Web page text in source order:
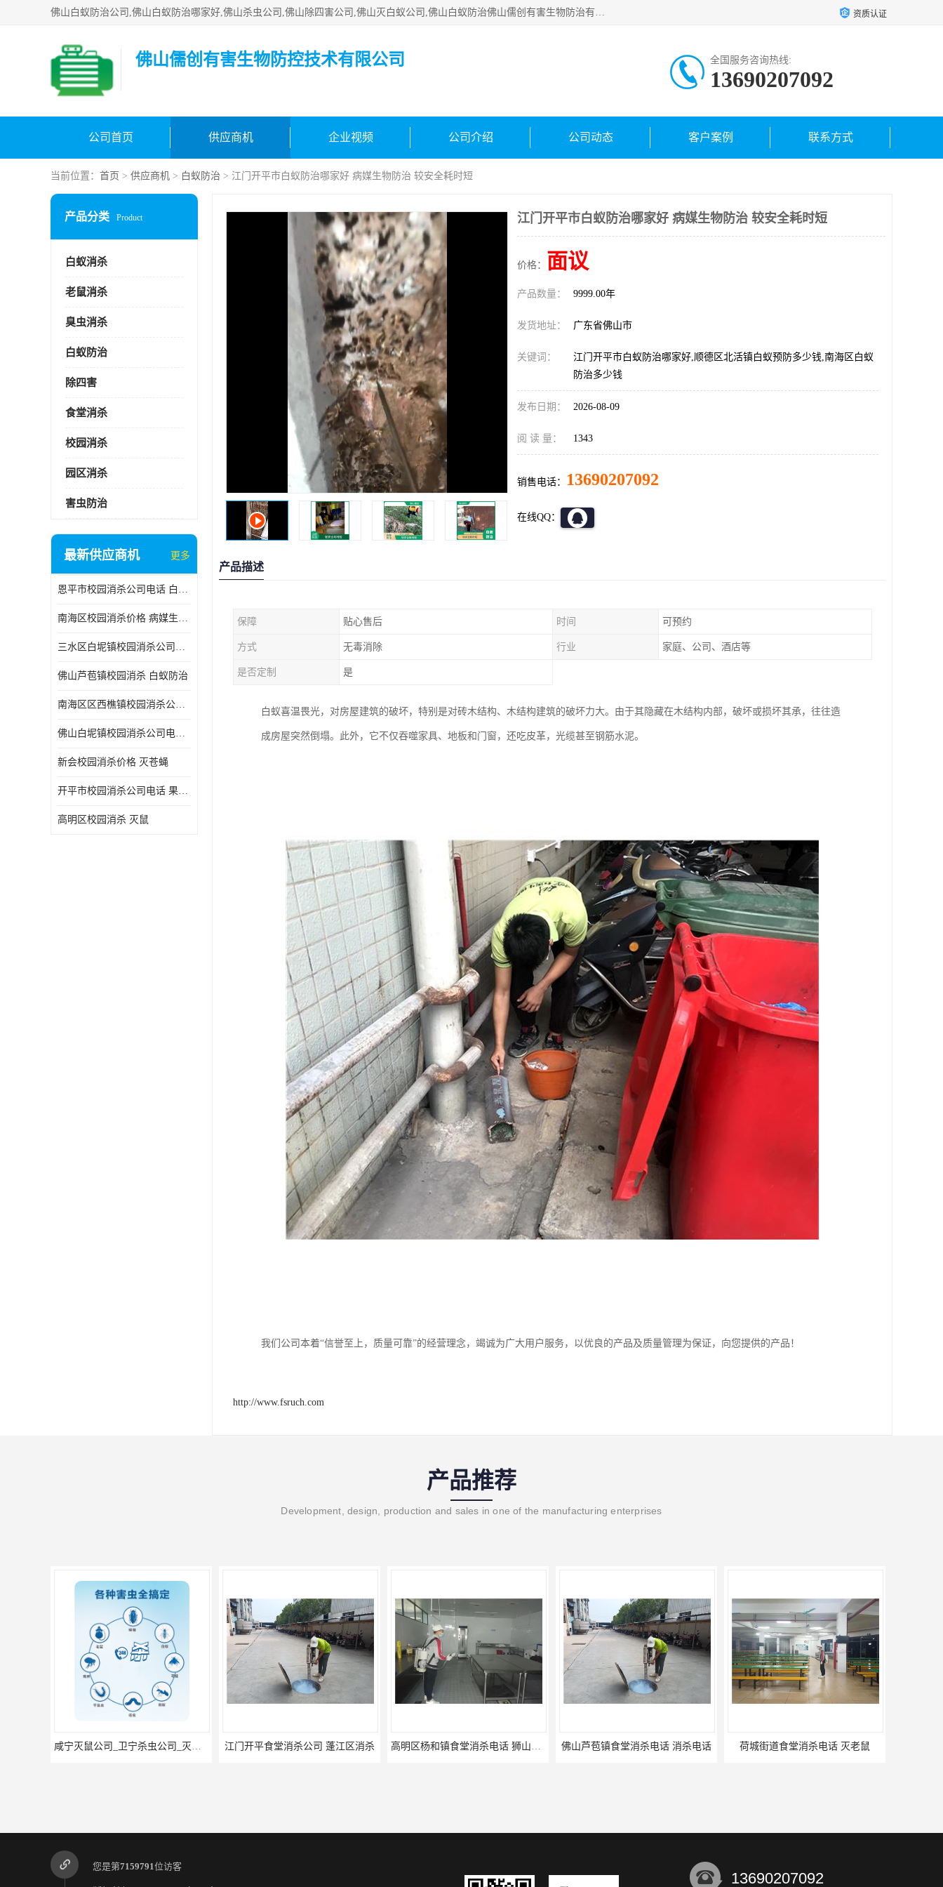
佛山白蚁防治公司,佛山白蚁防治哪家好,佛山杀虫公司,佛山除四害公司,佛山灭白蚁公司,佛山白蚁防治佛山儒创有害生物防治有限公司是一家佛山杀虫公司、佛山除四害公司、佛山灭白蚁公司、佛山白蚁防治公司，让您远离虫害困扰。要问佛山白蚁防治哪家好？佛山儒创有害生物防治有限公司全佛山、广州，正规公司，上门勘查，可靠，售后有保障。 资质认证
佛山儒创有害生物防控技术有限公司 全国服务咨询热线:
13690207092
公司首页 供应商机 企业视频 公司介绍 公司动态 客户案例 联系方式
当前位置： 首页 > 供应商机 > 白蚁防治 > 江门开平市白蚁防治哪家好 病媒生物防治 较安全耗时短
产品分类 Product
白蚁消杀
老鼠消杀
臭虫消杀
白蚁防治
除四害
食堂消杀
校园消杀
园区消杀
害虫防治
最新供应商机 更多
恩平市校园消杀公司电话 白蚁工程
南海区校园消杀价格 病媒生物防治
三水区白坭镇校园消杀公司电话 消杀记录表
佛山芦苞镇校园消杀 白蚁防治
南海区区西樵镇校园消杀公司 害虫防治
佛山白坭镇校园消杀公司电话 除四害
新会校园消杀价格 灭苍蝇
开平市校园消杀公司电话 果蝇防治
高明区校园消杀 灭鼠
江门开平市白蚁防治哪家好 病媒生物防治 较安全耗时短
价格： 面议
产品数量： 9999.00年
发货地址： 广东省佛山市
关键词：
江门开平市白蚁防治哪家好,顺德区北活镇白蚁预防多少钱,南海区白蚁
防治多少钱
发布日期： 2026-08-09
阅 读 量： 1343
销售电话： 13690207092
在线QQ：
产品描述
保障 贴心售后 时间 可预约
方式 无毒消除 行业 家庭、公司、酒店等
是否定制 是
白蚁喜温畏光，对房屋建筑的破坏，特别是对砖木结构、木结构建筑的破坏力大。由于其隐藏在木结构内部，破坏或损坏其承，往往造
成房屋突然倒塌。此外，它不仅吞噬家具、地板和门窗，还吃皮革，光缆甚至钢筋水泥。
我们公司本着“信誉至上，质量可靠”的经营理念，竭诚为广大用户服务，以优良的产品及质量管理为保证，向您提供的产品！
http://www.fsruch.com
产品推荐
Development, design, production and sales in one of the manufacturing enterprises
咸宁灭鼠公司_卫宁杀虫公司_灭蟑螂_灭蚊蝇_灭跳蚤_除四害 江门开平食堂消杀公司 蓬江区消杀 高明区杨和镇食堂消杀电话 狮山食堂灭鼠 佛山芦苞镇食堂消杀电话 消杀电话 荷城街道食堂消杀电话 灭老鼠
您是第7159791位访客
13690207092